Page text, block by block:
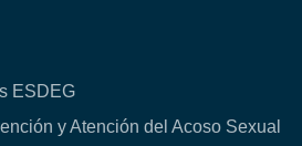
ESDEG
y Atención del Acoso Sexual